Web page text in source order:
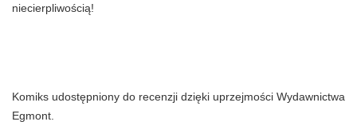
niecierpliwością!
Komiks udostępniony do recenzji dzięki uprzejmości Wydawnictwa
Egmont.